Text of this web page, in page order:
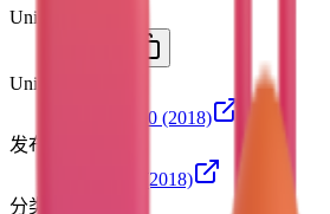
Unicode
Unicode 版本
Unicode 11.0 (2018)
发布版本
(2018)
分类